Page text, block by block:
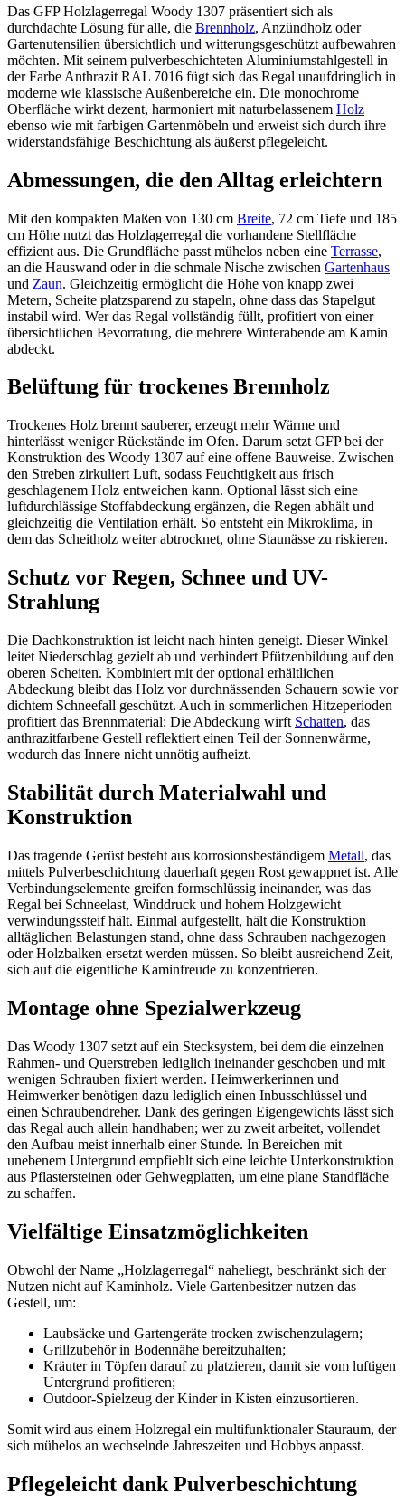
Das GFP Holzlagerregal Woody 1307 präsentiert sich als
durchdachte Lösung für alle, die Brennholz, Anzündholz oder
Gartenutensilien übersichtlich und witterungsgeschützt aufbewahren
möchten. Mit seinem pulverbeschichteten Aluminium­stahlgestell in
der Farbe Anthrazit RAL 7016 fügt sich das Regal unaufdringlich in
moderne wie klassische Außenbereiche ein. Die monochrome
Oberfläche wirkt dezent, harmoniert mit naturbelassenem Holz
ebenso wie mit farbigen Gartenmöbeln und erweist sich durch ihre
widerstandsfähige Beschichtung als äußerst pflegeleicht.
Abmessungen, die den Alltag erleichtern
Mit den kompakten Maßen von 130 cm Breite, 72 cm Tiefe und 185
cm Höhe nutzt das Holzlagerregal die vorhandene Stellfläche
effizient aus. Die Grundfläche passt mühelos neben eine Terrasse,
an die Hauswand oder in die schmale Nische zwischen Gartenhaus
und Zaun. Gleichzeitig ermöglicht die Höhe von knapp zwei
Metern, Scheite platzsparend zu stapeln, ohne dass das Stapelgut
instabil wird. Wer das Regal vollständig füllt, profitiert von einer
übersichtlichen Bevorratung, die mehrere Winterabende am Kamin
abdeckt.
Belüftung für trockenes Brennholz
Trockenes Holz brennt sauberer, erzeugt mehr Wärme und
hinterlässt weniger Rückstände im Ofen. Darum setzt GFP bei der
Konstruktion des Woody 1307 auf eine offene Bauweise. Zwischen
den Streben zirkuliert Luft, sodass Feuchtigkeit aus frisch
geschlagenem Holz entweichen kann. Optional lässt sich eine
luftdurchlässige Stoffabdeckung ergänzen, die Regen abhält und
gleichzeitig die Ventilation erhält. So entsteht ein Mikroklima, in
dem das Scheitholz weiter abtrocknet, ohne Staunässe zu riskieren.
Schutz vor Regen, Schnee und UV-
Strahlung
Die Dachkonstruktion ist leicht nach hinten geneigt. Dieser Winkel
leitet Niederschlag gezielt ab und verhindert Pfützenbildung auf den
oberen Scheiten. Kombiniert mit der optional erhältlichen
Abdeckung bleibt das Holz vor durchnässenden Schauern sowie vor
dichtem Schneefall geschützt. Auch in sommerlichen Hitzeperioden
profitiert das Brennmaterial: Die Abdeckung wirft Schatten, das
anthrazitfarbene Gestell reflektiert einen Teil der Sonnenwärme,
wodurch das Innere nicht unnötig aufheizt.
Stabilität durch Materialwahl und
Konstruktion
Das tragende Gerüst besteht aus korrosionsbeständigem Metall, das
mittels Pulverbeschichtung dauerhaft gegen Rost gewappnet ist. Alle
Verbindungselemente greifen formschlüssig ineinander, was das
Regal bei Schneelast, Winddruck und hohem Holzgewicht
verwindungssteif hält. Einmal aufgestellt, hält die Konstruktion
alltäglichen Belastungen stand, ohne dass Schrauben nachgezogen
oder Holzbalken ersetzt werden müssen. So bleibt ausreichend Zeit,
sich auf die eigentliche Kaminfreude zu konzentrieren.
Montage ohne Spezialwerkzeug
Das Woody 1307 setzt auf ein Stecksystem, bei dem die einzelnen
Rahmen- und Querstreben lediglich ineinander geschoben und mit
wenigen Schrauben fixiert werden. Heimwerkerinnen und
Heimwerker benötigen dazu lediglich einen Inbusschlüssel und
einen Schraubendreher. Dank des geringen Eigengewichts lässt sich
das Regal auch allein handhaben; wer zu zweit arbeitet, vollendet
den Aufbau meist innerhalb einer Stunde. In Bereichen mit
unebenem Untergrund empfiehlt sich eine leichte Unterkonstruktion
aus Pflastersteinen oder Gehwegplatten, um eine plane Standfläche
zu schaffen.
Vielfältige Einsatzmöglichkeiten
Obwohl der Name „Holzlagerregal“ naheliegt, beschränkt sich der
Nutzen nicht auf Kaminholz. Viele Gartenbesitzer nutzen das
Gestell, um:
Laubsäcke und Gartengeräte trocken zwischenzulagern;
Grillzubehör in Bodennähe bereitzuhalten;
Kräuter in Töpfen darauf zu platzieren, damit sie vom luftigen
Untergrund profitieren;
Outdoor-Spielzeug der Kinder in Kisten einzusortieren.
Somit wird aus einem Holzregal ein multifunktionaler Stauraum, der
sich mühelos an wechselnde Jahreszeiten und Hobbys anpasst.
Pflegeleicht dank Pulverbeschichtung